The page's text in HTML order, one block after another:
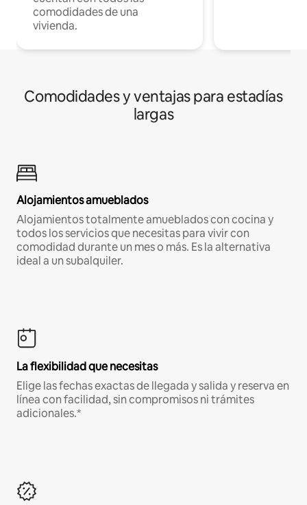
comodidades de una
vivienda.
Comodidades y ventajas para estadías
largas
Alojamientos amueblados
Alojamientos totalmente amueblados con cocina y
todos los servicios que necesitas para vivir con
comodidad durante un mes o más. Es la alternativa
ideal a un subalquiler.
La flexibilidad que necesitas
Elige las fechas exactas de llegada y salida y reserva en
línea con facilidad, sin compromisos ni trámites
adicionales.*